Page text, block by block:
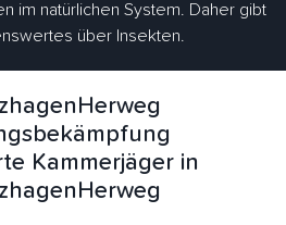
im natürlichen System. Daher gibt
über Insekten.
Kammerjäger in